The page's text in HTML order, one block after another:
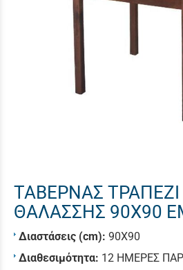
ΤΑΒΕΡΝΑΣ
ΘΑΛΑΣΣΗΣ 90Χ90
Διαστάσεις (cm): 90X90
Διαθεσιμότητα: 12 ΗΜΕΡΕΣ